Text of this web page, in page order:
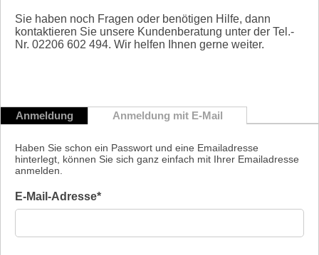
Anmeldung Anmeldung mit E-Mail
Haben Sie schon ein Passwort und eine Emailadresse
hinterlegt, können Sie sich ganz einfach mit Ihrer Emailadresse
anmelden.
E-Mail-Adresse*
Sie haben noch Fragen oder benötigen Hilfe, dann
kontaktieren Sie unsere Kundenberatung unter der Tel.-
Nr. 02206 602 494. Wir helfen Ihnen gerne weiter.